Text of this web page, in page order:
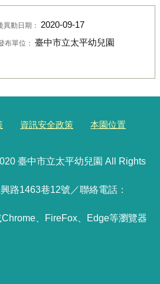
異動日期： 2020-09-17
布單位： 臺中市立太平幼兒園
資訊安全政策 本園位置
臺中市立太平幼兒園 All Rights
路1463巷12號／聯絡電話：
、FireFox、Edge等瀏覽器